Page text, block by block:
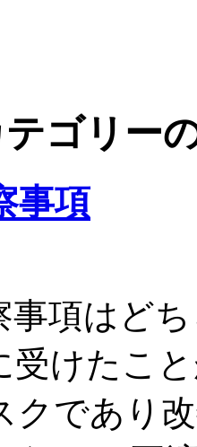
テゴリー
事項
事項はど
受けたこ
クであり